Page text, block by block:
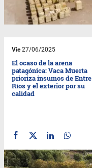
Vie27/06/2025
El ocaso de la arena
patagónica: Vaca Muerta
prioriza insumos de Entre
Ríos y el exterior por su
calidad